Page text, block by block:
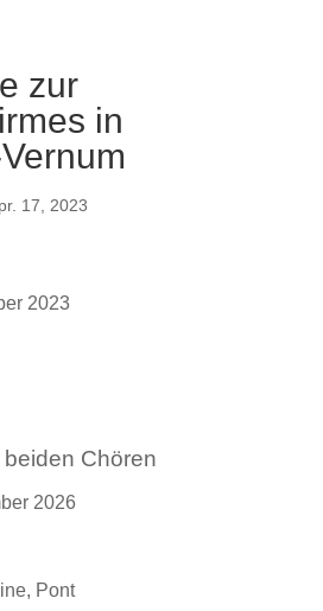
zur
in
17, 2023
2023
Chören
2026
Pont